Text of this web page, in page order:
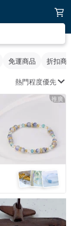
免運商品 折扣商
熱門程度優先
推廣